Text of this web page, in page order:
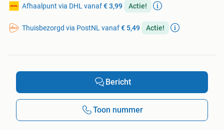
Afhaalpunt via DHL vanaf€ 3,99 Actie!
Thuisbezorgd via PostNL vanaf€ 5,49 Actie!
Bericht
Toon nummer